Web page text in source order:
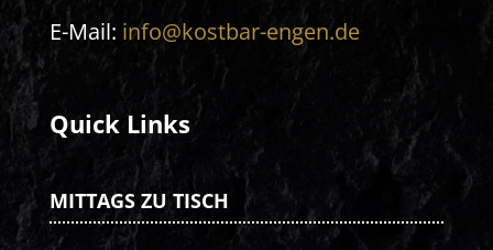
E-Mail: info@kostbar-engen.de
Quick Links
MITTAGS ZU TISCH